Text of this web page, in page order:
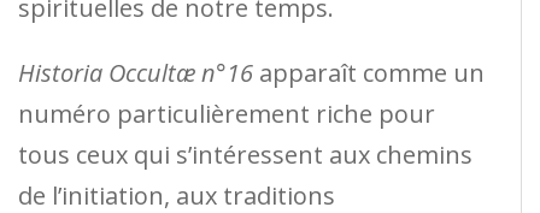
spirituelles de notre temps.
Historia Occultæ n°16 apparaît comme un
numéro particulièrement riche pour
tous ceux qui s’intéressent aux chemins
de l’initiation, aux traditions